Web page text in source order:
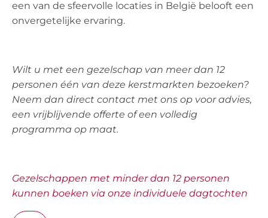
een van de sfeervolle locaties in België belooft een
onvergetelijke ervaring.
Wilt u met een gezelschap van meer dan 12
personen één van deze kerstmarkten bezoeken?
Neem dan direct contact met ons op voor advies,
een vrijblijvende offerte of een volledig
programma op maat.
Gezelschappen met minder dan 12 personen
kunnen boeken via onze individuele dagtochten